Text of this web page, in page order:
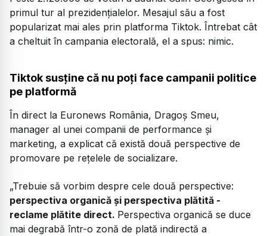
primul tur al prezidențialelor. Mesajul său a fost
popularizat mai ales prin platforma Tiktok. Întrebat cât
a cheltuit în campania electorală, el a spus: nimic.
Tiktok susține că nu poți face campanii politice
pe platformă
În direct la Euronews România, Dragoș Smeu,
manager al unei companii de performance și
marketing, a explicat că există două perspective de
promovare pe rețelele de socializare.
„Trebuie să vorbim despre cele două perspective:
perspectiva organică și perspectiva plătită -
reclame plătite direct. Perspectiva organică se duce
mai degrabă într-o zonă de plată indirectă a